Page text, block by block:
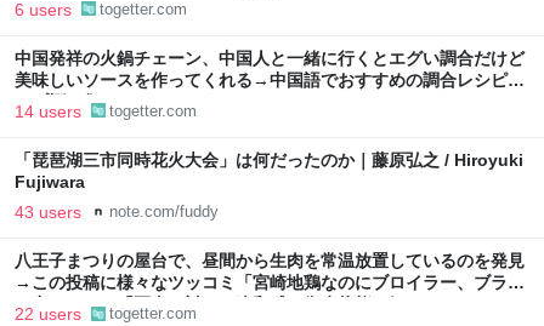
6 users togetter.com
中国発祥の火鍋チェーン、中国人と一緒に行くとエグい調合だけど
美味しいソースを作ってくれる→中国語でおすすめの調合レシピが
リプ欄に集まる
14 users togetter.com
「琵琶湖三市同時花火大会」は何だったのか｜藤原弘之 / Hiroyuki
Fujiwara
43 users note.com/fuddy
八王子まつりの屋台で、昼間から生肉を常温放置しているのを発見
→この投稿に様々なツッコミ「宮崎地鶏なのにブロイラー、ブラジ
ル産では？」「写真に対して違和感」衛生状態も気になる
22 users togetter.com